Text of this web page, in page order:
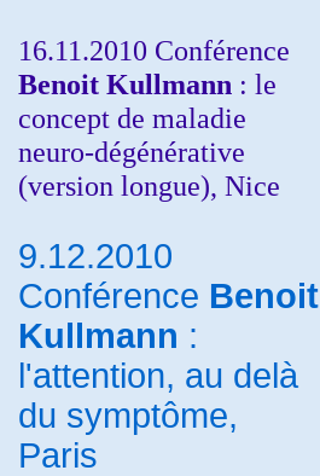
16.11.2010 Conférence
Benoit Kullmann : le
concept de maladie
neuro-dégénérative
(version longue), Nice
9.12.2010
Conférence Benoit
Kullmann :
l'attention, au delà
du symptôme,
Paris